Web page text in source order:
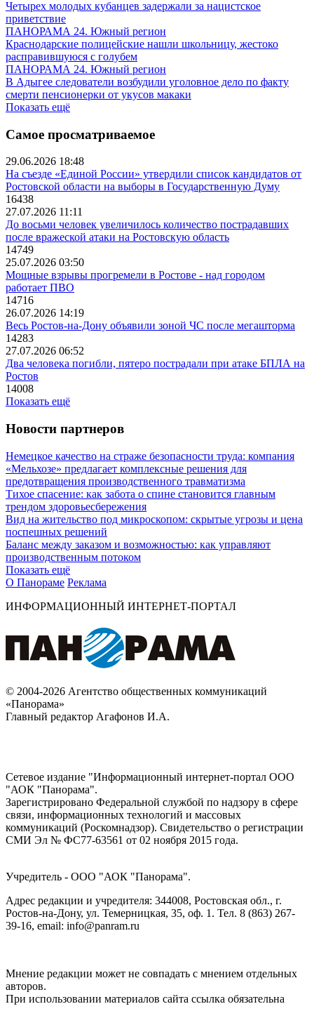
Четырех молодых кубанцев задержали за нацистское
приветствие
ПАНОРАМА 24. Южный регион
Краснодарские полицейские нашли школьницу, жестоко
расправившуюся с голубем
ПАНОРАМА 24. Южный регион
В Адыгее следователи возбудили уголовное дело по факту
смерти пенсионерки от укусов макаки
Показать ещё
Самое просматриваемое
29.06.2026 18:48
На съезде «Единой России» утвердили список кандидатов от
Ростовской области на выборы в Государственную Думу
16438
27.07.2026 11:11
До восьми человек увеличилось количество пострадавших
после вражеской атаки на Ростовскую область
14749
25.07.2026 03:50
Мощные взрывы прогремели в Ростове - над городом
работает ПВО
14716
26.07.2026 14:19
Весь Ростов-на-Дону объявили зоной ЧС после мегашторма
14283
27.07.2026 06:52
Два человека погибли, пятеро пострадали при атаке БПЛА на
Ростов
14008
Показать ещё
Новости партнеров
Немецкое качество на страже безопасности труда: компания
«Мельхозе» предлагает комплексные решения для
предотвращения производственного травматизма
Тихое спасение: как забота о спине становится главным
трендом здоровьесбережения
Вид на жительство под микроскопом: скрытые угрозы и цена
поспешных решений
Баланс между заказом и возможностью: как управляют
производственным потоком
Показать ещё
О Панораме Реклама
ИНФОРМАЦИОННЫЙ ИНТЕРНЕТ-ПОРТАЛ
© 2004-2026 Агентство общественных коммуникаций
«Панорама»
Главный редактор Агафонов И.А.
Сетевое издание "Информационный интернет-портал ООО
"АОК "Панорама".
Зарегистрировано Федеральной службой по надзору в сфере
связи, информационных технологий и массовых
коммуникаций (Роскомнадзор). Cвидетельство о регистрации
СМИ Эл № ФС77-63561 от 02 ноября 2015 года.
Учредитель - ООО "АОК "Панорама".
Адрес редакции и учредителя: 344008, Ростовская обл., г.
Ростов-на-Дону, ул. Темерницкая, 35, оф. 1. Тел. 8 (863) 267-
39-16, email: info@panram.ru
Мнение редакции может не совпадать с мнением отдельных
авторов.
При использовании материалов сайта ссылка обязательна